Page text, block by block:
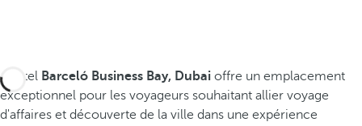
L'hôtel Barceló Business Bay, Dubai offre un emplacement
exceptionnel pour les voyageurs souhaitant allier voyage
d'affaires et découverte de la ville dans une expérience